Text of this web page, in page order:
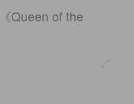
Queen of the